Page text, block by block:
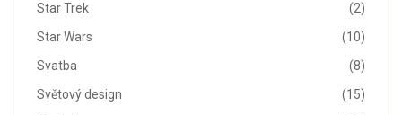
(2)
Star Trek
(10)
Star Wars
(8)
Svatba
(15)
Světový design